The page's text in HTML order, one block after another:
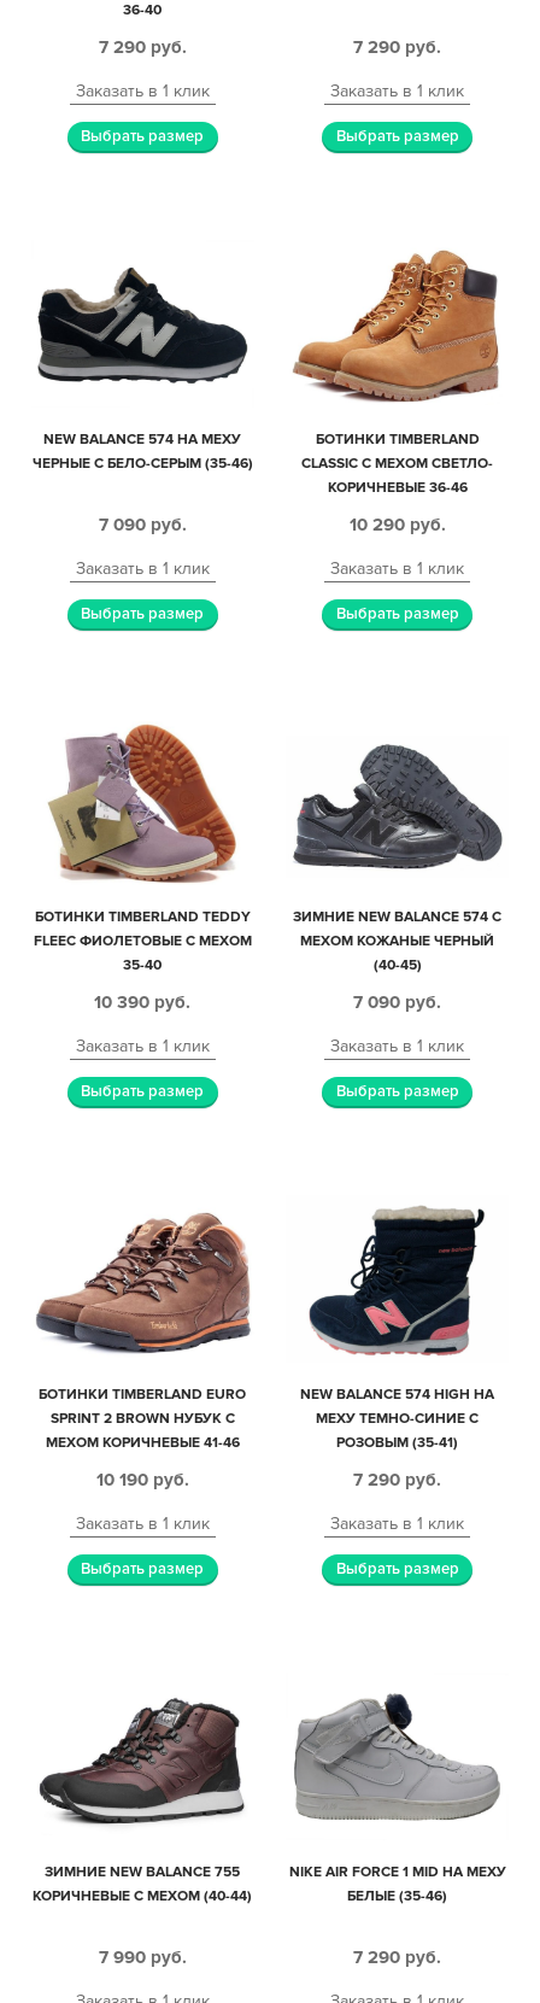
36-40
7 290 руб.
Заказать в 1 клик
Выбрать размер
7 290 руб.
Заказать в 1 клик
Выбрать размер
NEW BALANCE 574 НА МЕХУ
ЧЕРНЫЕ С БЕЛО-СЕРЫМ (35-46)
7 090 руб.
Заказать в 1 клик
Выбрать размер
БОТИНКИ TIMBERLAND
CLASSIC С МЕХОМ СВЕТЛО-
КОРИЧНЕВЫЕ 36-46
10 290 руб.
Заказать в 1 клик
Выбрать размер
БОТИНКИ TIMBERLAND TEDDY
FLEEC ФИОЛЕТОВЫЕ С МЕХОМ
35-40
10 390 руб.
Заказать в 1 клик
Выбрать размер
ЗИМНИЕ NEW BALANCE 574 С
МЕХОМ КОЖАНЫЕ ЧЕРНЫЙ
(40-45)
7 090 руб.
Заказать в 1 клик
Выбрать размер
БОТИНКИ TIMBERLAND EURO
SPRINT 2 BROWN НУБУК С
МЕХОМ КОРИЧНЕВЫЕ 41-46
10 190 руб.
Заказать в 1 клик
Выбрать размер
NEW BALANCE 574 HIGH НА
МЕХУ ТЕМНО-СИНИЕ С
РОЗОВЫМ (35-41)
7 290 руб.
Заказать в 1 клик
Выбрать размер
ЗИМНИЕ NEW BALANCE 755
КОРИЧНЕВЫЕ С МЕХОМ (40-44)
7 990 руб.
NIKE AIR FORCE 1 MID НА МЕХУ
БЕЛЫЕ (35-46)
7 290 руб.